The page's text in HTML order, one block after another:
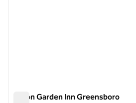
Hilton Garden Inn Greensboro